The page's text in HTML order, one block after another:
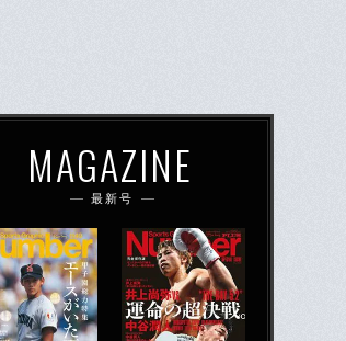
MAGAZINE
最新号